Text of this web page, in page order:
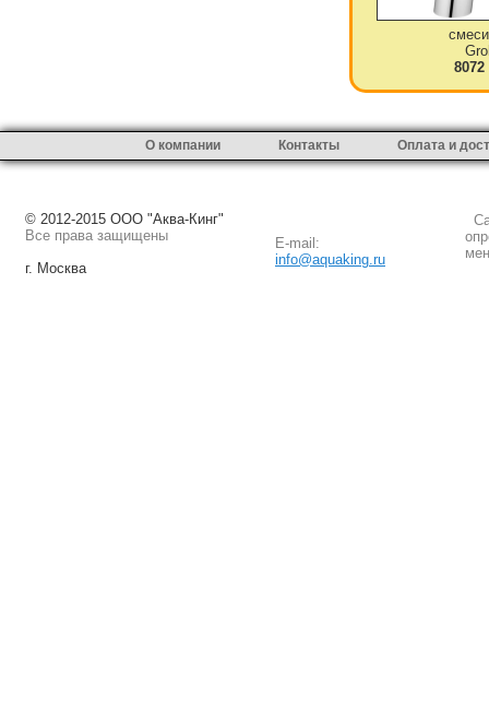
8072
О компании Контакты Оплата и
© 2012-2015 ООО "Аква-Кинг"
Все права защищены
г. Москва
E-mail:
info@aquaking.ru